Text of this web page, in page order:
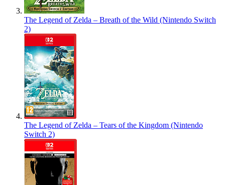
The Legend of Zelda – Breath of the Wild (Nintendo Switch
2)
The Legend of Zelda – Tears of the Kingdom (Nintendo
Switch 2)